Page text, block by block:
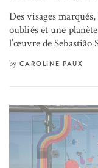
Des visages
oubliés et une
l’œuvre de Sebastião
by CAROLINE PAUX